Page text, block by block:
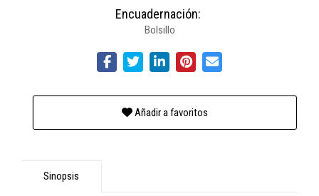
Encuadernación:
Bolsillo
Añadir a favoritos
Sinopsis